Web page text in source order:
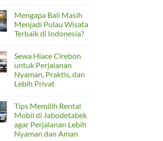
yang
Nyaman
dan
Praktis
on
Kusen
Pintu
Belakang
Menjadi
Jalur
Masuk
Rayap
dari
Area
Mengapa Bali Masih
Menjadi Pulau Wisata
Terbaik di Indonesia?
on
Mengapa
Bali
Masih
Menjadi
Pulau
di
Indonesia?
Sewa Hiace Cirebon
untuk Perjalanan
Nyaman, Praktis, dan
Lebih Privat
on
Sewa
Hiace
Cirebon
untuk
Perjalanan
Tips Memilih Rental
Mobil di Jabodetabek
agar Perjalanan Lebih
Nyaman dan Aman